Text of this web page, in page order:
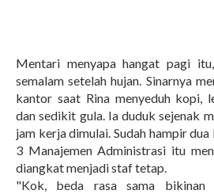
Mentari menyapa hangat pagi
semalam setelah hujan. Sinarnya
kantor saat Rina menyeduh kopi,
dan sedikit gula. Ia duduk sejenak
jam kerja dimulai. Sudah hampir dua
3 Manajemen Administrasi itu
diangkat menjadi staf tetap.
"Kok, beda rasa sama bikinan